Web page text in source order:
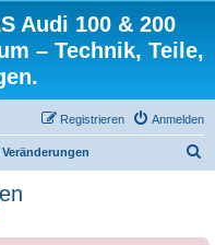
Audi 100 & 200
– Technik, Teile,
Anmelden
Registrieren